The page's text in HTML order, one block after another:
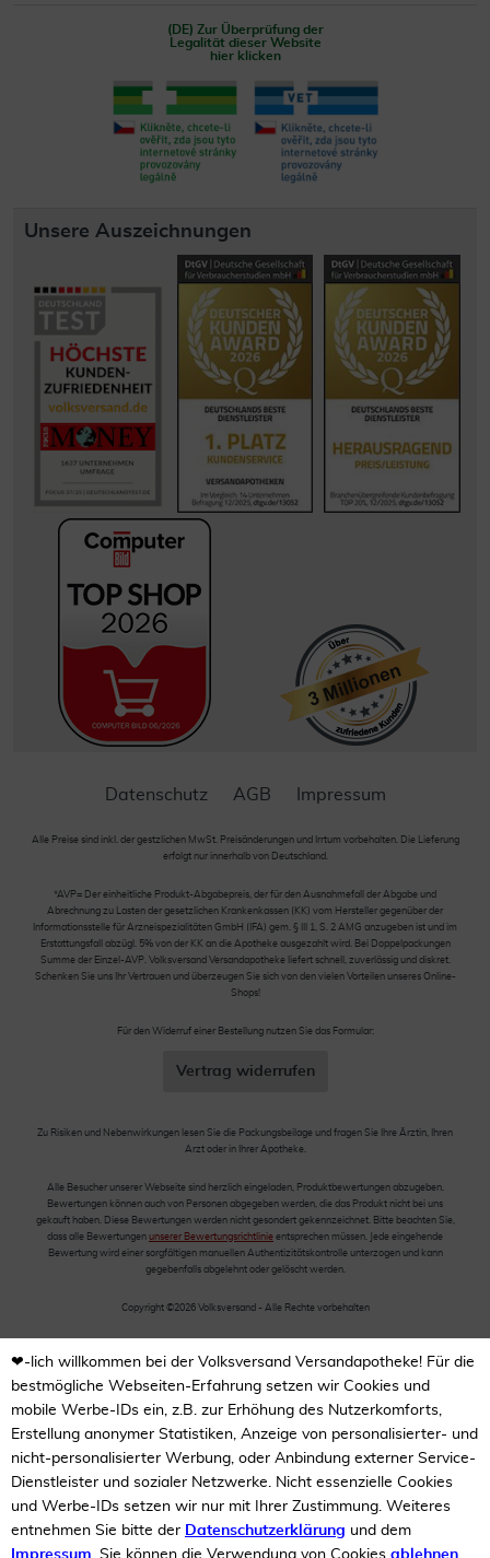
(DE) Zur Überprüfung der
Legalität dieser Website
hier klicken
Unsere Auszeichnungen
Datenschutz AGB Impressum
Alle Preise sind inkl. der gestzlichen MwSt. Preisänderungen und Irrtum vorbehalten. Die Lieferung
erfolgt nur innerhalb von Deutschland.
*AVP= Der einheitliche Produkt-Abgabepreis, der für den Ausnahmefall der Abgabe und
Abrechnung zu Lasten der gesetzlichen Krankenkassen (KK) vom Hersteller gegenüber der
Informationsstelle für Arzneispezialitäten GmbH (IFA) gem. § III 1, S. 2 AMG anzugeben ist und im
Erstattungsfall abzügl. 5% von der KK an die Apotheke ausgezahlt wird. Bei Doppelpackungen
Summe der Einzel-AVP. Volksversand Versandapotheke liefert schnell, zuverlässig und diskret.
Schenken Sie uns Ihr Vertrauen und überzeugen Sie sich von den vielen Vorteilen unseres Online-
Shops!
Für den Widerruf einer Bestellung nutzen Sie das Formular:
Vertrag widerrufen
Zu Risiken und Nebenwirkungen lesen Sie die Packungsbeilage und fragen Sie Ihre Ärztin, Ihren
Arzt oder in Ihrer Apotheke.
Alle Besucher unserer Webseite sind herzlich eingeladen, Produktbewertungen abzugeben.
Bewertungen können auch von Personen abgegeben werden, die das Produkt nicht bei uns
gekauft haben. Diese Bewertungen werden nicht gesondert gekennzeichnet. Bitte beachten Sie,
dass alle Bewertungen unserer Bewertungsrichtlinie entsprechen müssen. Jede eingehende
Bewertung wird einer sorgfältigen manuellen Authentizitätskontrolle unterzogen und kann
gegebenfalls abgelehnt oder gelöscht werden.
Copyright ©2026 Volksversand - Alle Rechte vorbehalten
❤-lich willkommen bei der Volksversand Versandapotheke! Für die
bestmögliche Webseiten-Erfahrung setzen wir Cookies und
mobile Werbe-IDs ein, z.B. zur Erhöhung des Nutzerkomforts,
Erstellung anonymer Statistiken, Anzeige von personalisierter- und
nicht-personalisierter Werbung, oder Anbindung externer Service-
Dienstleister und sozialer Netzwerke. Nicht essenzielle Cookies
und Werbe-IDs setzen wir nur mit Ihrer Zustimmung. Weiteres
entnehmen Sie bitte der Datenschutzerklärung und dem
Impressum . Sie können die Verwendung von Cookies ablehnen